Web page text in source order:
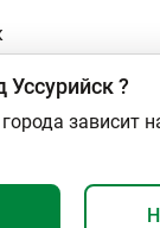
Уссурийск?
зависит